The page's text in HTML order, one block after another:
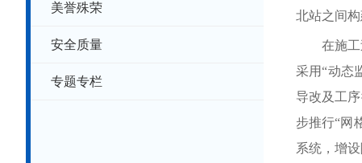
美誉殊荣
安全质量
专题专栏
北站之间
在施工过
采用“动态
导改及工
步推行“网
系统，增